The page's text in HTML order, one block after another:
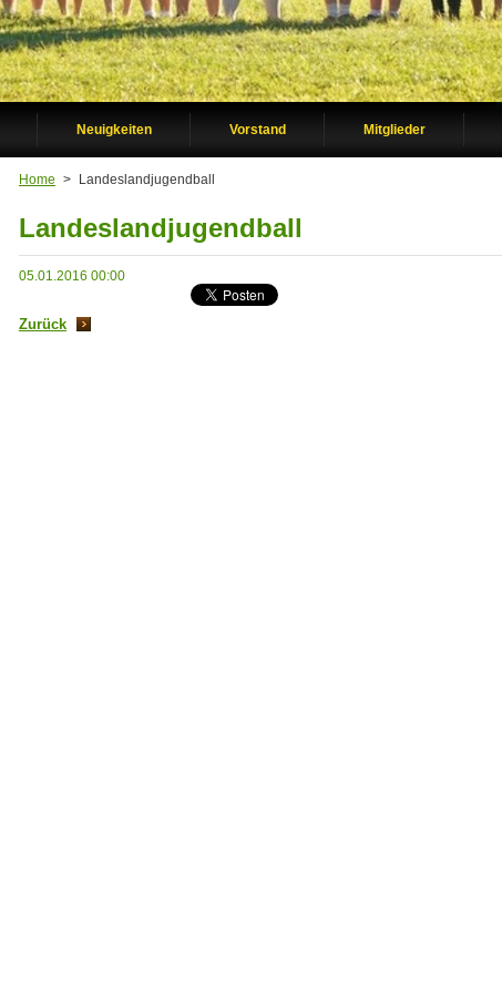
Neuigkeiten Vorstand Mitglieder
Home > Landeslandjugendball
Landeslandjugendball
05.01.2016 00:00
Zurück